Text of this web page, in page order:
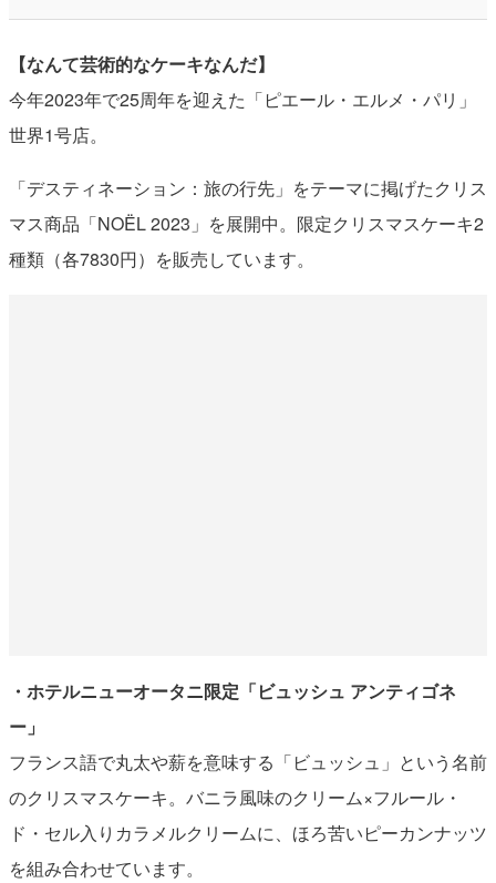
【なんて芸術的なケーキなんだ】
今年2023年で25周年を迎えた「ピエール・エルメ・パリ」
世界1号店。
「デスティネーション：旅の行先」をテーマに掲げたクリス
マス商品「NOËL 2023」を展開中。限定クリスマスケーキ2
種類（各7830円）を販売しています。
・ホテルニューオータニ限定「ビュッシュ アンティゴネ
ー」
フランス語で丸太や薪を意味する「ビュッシュ」という名前
のクリスマスケーキ。バニラ風味のクリーム×フルール・
ド・セル入りカラメルクリームに、ほろ苦いピーカンナッツ
を組み合わせています。